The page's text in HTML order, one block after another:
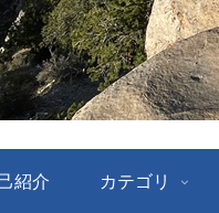
紹介 カテゴリ